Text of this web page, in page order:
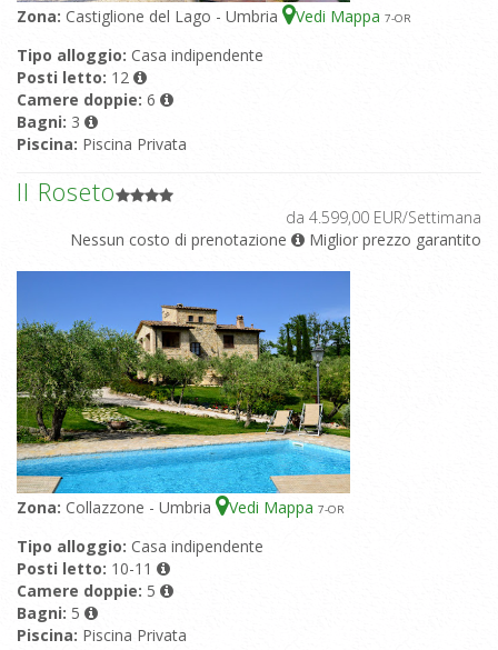
Zona: Castiglione del Lago - Umbria Vedi Mappa 7-OR
Tipo alloggio: Casa indipendente
Posti letto: 12
Camere doppie: 6
Bagni: 3
Piscina: Piscina Privata
Il Roseto
da 4.599,00 EUR/Settimana
Nessun costo di prenotazione
Miglior prezzo garantito
Zona: Collazzone - Umbria Vedi Mappa 7-OR
Tipo alloggio: Casa indipendente
Posti letto: 10-11
Camere doppie: 5
Bagni: 5
Piscina: Piscina Privata